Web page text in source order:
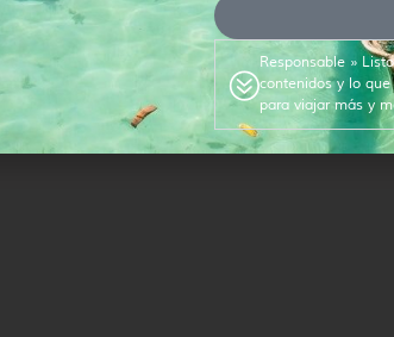
Responsable »
contenidos y lo
para viajar más y